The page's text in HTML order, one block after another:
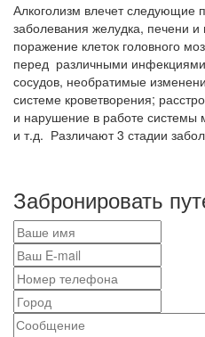
Алкоголизм влечет следующие
заболевания желудка, печени
поражение клеток головного
перед различными
сосудов, необратимые
системе кроветворения;
и нарушение в работе системы
и т.д. Различают 3 стадии
Забронировать